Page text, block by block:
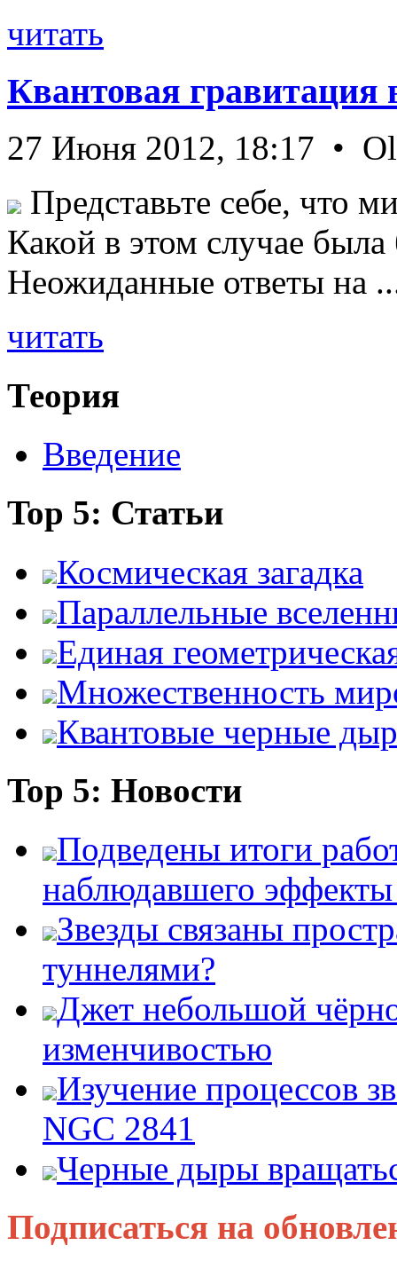
читать
Квантовая гравитация
27 Июня 2012, 18:17 •
Представьте себе, что
Какой в этом случае
Неожиданные ответы на
читать
Теория
Введение
Top 5: Статьи
Космическая загадка
Параллельные
Единая
Множественность
Квантовые черные
Top 5: Новости
Подведены итоги
наблюдавшего
Звезды связаны
туннелями?
Джет небольшой
изменчивостью
Изучение процессов
NGC 2841
Черные дыры
Подписаться на